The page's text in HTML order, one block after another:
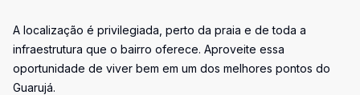
A localização é privilegiada, perto da praia e de toda a
infraestrutura que o bairro oferece. Aproveite essa
oportunidade de viver bem em um dos melhores pontos do
Guarujá.